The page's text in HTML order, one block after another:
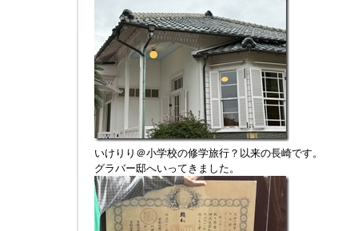
いけりり＠小学校の修学旅行？以来の長崎です。
グラバー邸へいってきました。